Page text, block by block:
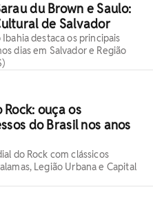
du Brown e Saulo:
de Salvador
destaca os principais
dias em Salvador e Região
ouça os
do Brasil nos anos
do Rock com clássicos
Legião Urbana e Capital